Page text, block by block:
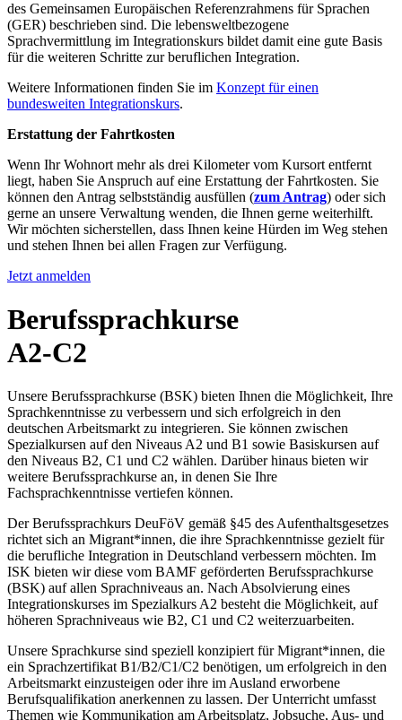
des Gemeinsamen Europäischen Referenzrahmens für Sprachen
(GER) beschrieben sind. Die lebensweltbezogene
Sprachvermittlung im Integrationskurs bildet damit eine gute Basis
für die weiteren Schritte zur beruflichen Integration.
Weitere Informationen finden Sie im Konzept für einen
bundesweiten Integrationskurs.
Erstattung der Fahrtkosten
Wenn Ihr Wohnort mehr als drei Kilometer vom Kursort entfernt
liegt, haben Sie Anspruch auf eine Erstattung der Fahrtkosten. Sie
können den Antrag selbstständig ausfüllen (zum Antrag) oder sich
gerne an unsere Verwaltung wenden, die Ihnen gerne weiterhilft.
Wir möchten sicherstellen, dass Ihnen keine Hürden im Weg stehen
und stehen Ihnen bei allen Fragen zur Verfügung.
Jetzt anmelden
Berufssprachkurse
A2-C2
Unsere Berufssprachkurse (BSK) bieten Ihnen die Möglichkeit, Ihre
Sprachkenntnisse zu verbessern und sich erfolgreich in den
deutschen Arbeitsmarkt zu integrieren. Sie können zwischen
Spezialkursen auf den Niveaus A2 und B1 sowie Basiskursen auf
den Niveaus B2, C1 und C2 wählen. Darüber hinaus bieten wir
weitere Berufssprachkurse an, in denen Sie Ihre
Fachsprachkenntnisse vertiefen können.
Der Berufssprachkurs DeuFöV gemäß §45 des Aufenthaltsgesetzes
richtet sich an Migrant*innen, die ihre Sprachkenntnisse gezielt für
die berufliche Integration in Deutschland verbessern möchten. Im
ISK bieten wir diese vom BAMF geförderten Berufssprachkurse
(BSK) auf allen Sprachniveaus an. Nach Absolvierung eines
Integrationskurses im Spezialkurs A2 besteht die Möglichkeit, auf
höheren Sprachniveaus wie B2, C1 und C2 weiterzuarbeiten.
Unsere Sprachkurse sind speziell konzipiert für Migrant*innen, die
ein Sprachzertifikat B1/B2/C1/C2 benötigen, um erfolgreich in den
Arbeitsmarkt einzusteigen oder ihre im Ausland erworbene
Berufsqualifikation anerkennen zu lassen. Der Unterricht umfasst
Themen wie Kommunikation am Arbeitsplatz, Jobsuche, Aus- und